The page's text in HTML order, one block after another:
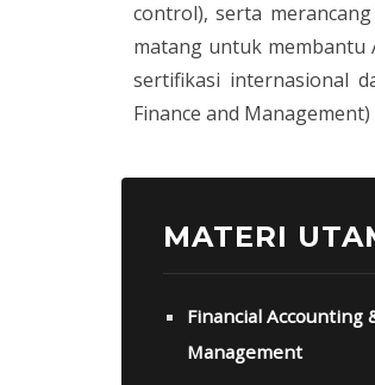
control), serta
matang untuk membantu
sertifikasi internasional
Finance and Management)
MATERI
Financial Accounting
Management